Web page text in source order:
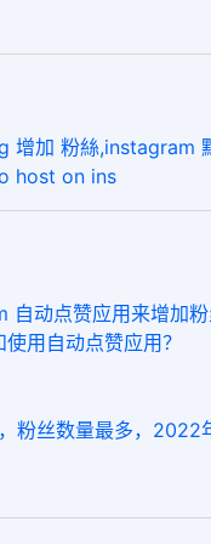
增加 粉絲,instagram
host on ins
动点赞应用来增加粉
用自动点赞应用？
粉丝数量最多，